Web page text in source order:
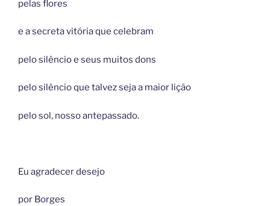
pelas flores
e a secreta vitória que celebram
pelo silêncio e seus muitos dons
pelo silêncio que talvez seja a maior lição
pelo sol, nosso antepassado.
Eu agradecer desejo
por Borges